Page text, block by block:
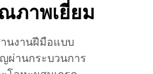
ภาพเยี่ยม
นงานฝีมือแบบ
ผ่านกระบวนการ